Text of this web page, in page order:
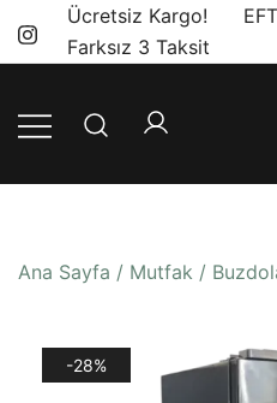
Ücretsiz Kargo!
Farksız 3 Taksit
Ana Sayfa / Mutfak /
-28%